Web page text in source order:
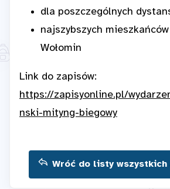
dla poszczególnych
najszybszych
Wołomin
Link do zapisów:
https://zapisyonline.pl/
nski-mityng-biegowy
Wróć do listy